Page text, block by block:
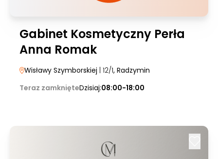
Gabinet Kosmetyczny Perła
Anna Romak
Wisławy Szymborskiej | 12/1, Radzymin
Teraz zamknięteDzisiaj:08:00-18:00